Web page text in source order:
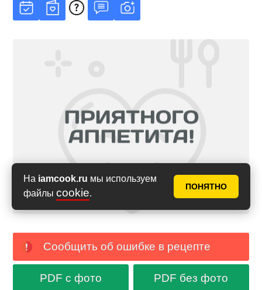
На iamcook.ru мы используем
файлы cookie.
ПОНЯТНО
Сообщить об ошибке в рецепте
PDF с фото PDF без фото